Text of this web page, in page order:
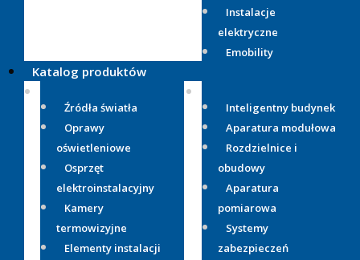
Instalacje
elektryczne
Emobility
Katalog produktów
Źródła światła
Oprawy
oświetleniowe
Osprzęt
elektroinstalacyjny
Kamery
termowizyjne
Elementy instalacji
Inteligentny budynek
Aparatura modułowa
Rozdzielnice i
obudowy
Aparatura
pomiarowa
Systemy
zabezpieczeń